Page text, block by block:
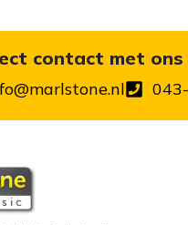
contact met ons